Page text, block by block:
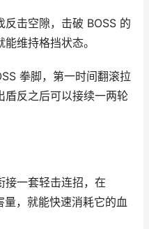
击空隙，击破 BOSS 的
维持格挡状态。
拳脚，第一时间翻滚拉
盾反之后可以接续一两轮
接一套轻击连招，在
量，就能快速消耗它的血